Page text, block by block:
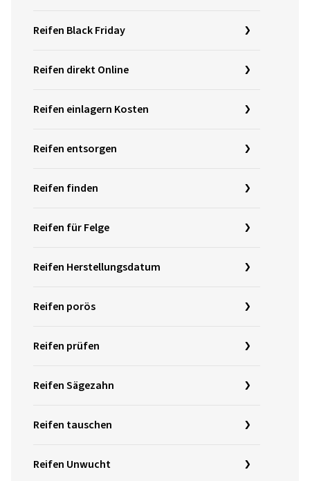
Reifen Black Friday
Reifen direkt Online
Reifen einlagern Kosten
Reifen entsorgen
Reifen finden
Reifen für Felge
Reifen Herstellungsdatum
Reifen porös
Reifen prüfen
Reifen Sägezahn
Reifen tauschen
Reifen Unwucht